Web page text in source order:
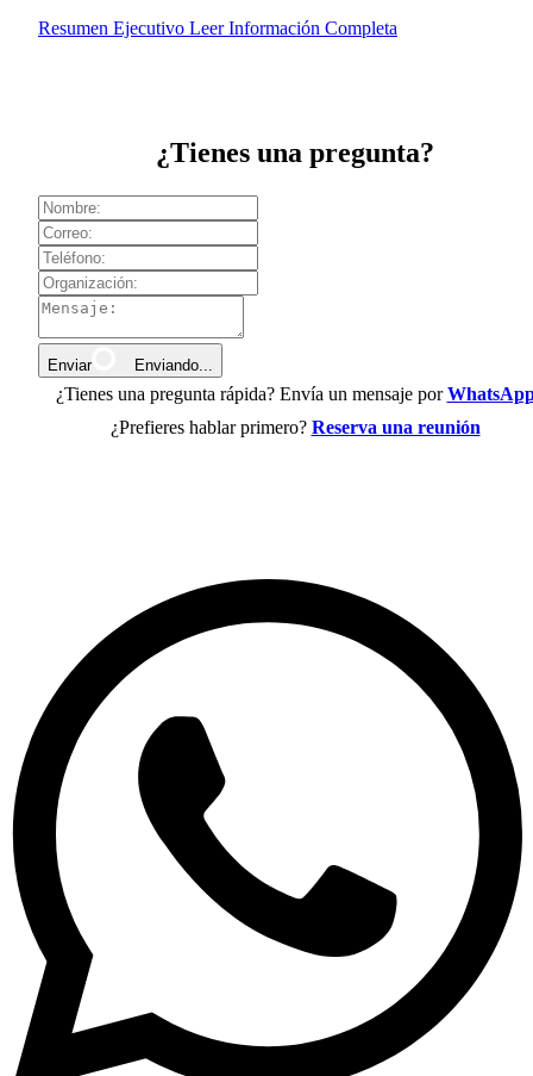
Resumen Ejecutivo Leer Información Completa
¿Tienes una pregunta?
Enviar Enviando...
¿Tienes una pregunta rápida? Envía un mensaje por
¿Prefieres hablar primero? Reserva una reunión